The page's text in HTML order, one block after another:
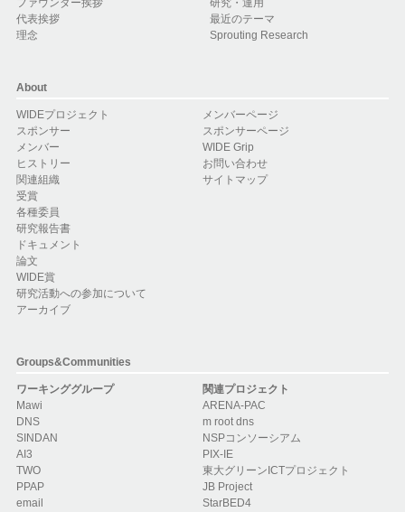
ファウンダー挨拶
代表挨拶
理念
研究・運用
最近のテーマ
Sprouting Research
Groups&Communities
ワーキンググループ
Mawi
DNS
SINDAN
AI3
TWO
PPAP
email
関連プロジェクト
ARENA-PAC
m root dns
NSPコンソーシアム
PIX-IE
東大グリーンICTプロジェクト
JB Project
StarBED4
About
WIDEプロジェクト
スポンサー
メンバー
ヒストリー
関連組織
受賞
各種委員
研究報告書
ドキュメント
論文
WIDE賞
研究活動への参加について
アーカイブ
メンバーページ
スポンサーページ
WIDE Grip
お問い合わせ
サイトマップ